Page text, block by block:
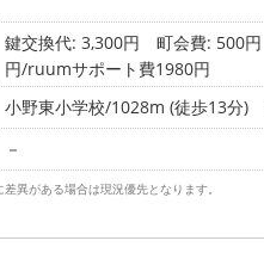
鍵交換代: 3,300円 町会費: 500円
円/ruumサポート費1980円
小野東小学校/1028m (徒歩13分)
－
異がある場合は現況優先となります。